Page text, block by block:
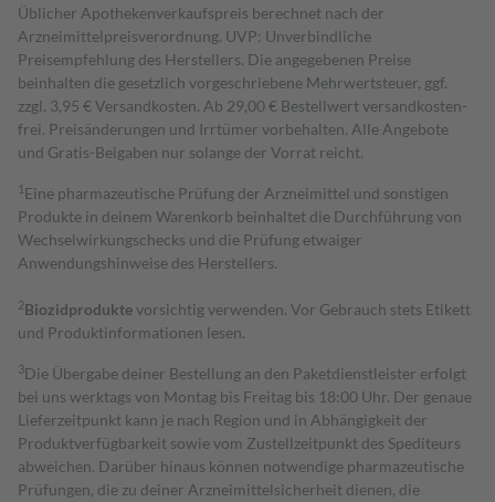
Üblicher Apothekenverkaufspreis berechnet nach der
Arzneimittelpreisverordnung. UVP: Unverbindliche
Preisempfehlung des Herstellers. Die angegebenen Preise
beinhalten die gesetzlich vorgeschriebene Mehrwertsteuer, ggf.
zzgl. 3,95 € Versandkosten. Ab 29,00 € Bestell­wert versand­kosten­
frei. Preisänderungen und Irrtümer vorbehalten. Alle Angebote
und Gratis-Beigaben nur solange der Vorrat reicht.
1 Eine pharmazeutische Prüfung der Arzneimittel und sonstigen
Produkte in deinem Warenkorb beinhaltet die Durchführung von
Wechselwirkungschecks und die Prüfung etwaiger
Anwendungshinweise des Herstellers.
2Biozidproduktevorsichtig verwenden. Vor Gebrauch stets Etikett
und Produktinformationen lesen.
3Die Übergabe deiner Bestellung an den Paketdienstleister erfolgt
bei uns werktags von Montag bis Freitag bis 18:00 Uhr. Der genaue
Lieferzeitpunkt kann je nach Region und in Abhängigkeit der
Produktverfügbarkeit sowie vom Zustellzeitpunkt des Spediteurs
abweichen. Darüber hinaus können notwendige pharmazeutische
Prüfungen, die zu deiner Arzneimittelsicherheit dienen, die